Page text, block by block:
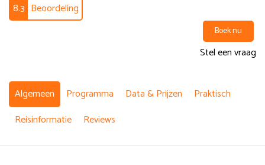
8.3 Beoordeling
Boek nu
Stel een vraag
Algemeen Programma Data & Prijzen
Praktisch
Reisinformatie
Reviews